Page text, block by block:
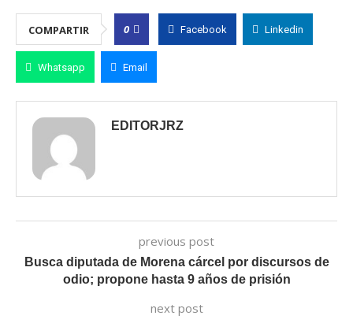
COMPARTIR 0 Facebook Linkedin
Whatsapp Email
EDITORJRZ
previous post
Busca diputada de Morena cárcel por discursos de
odio; propone hasta 9 años de prisión
next post